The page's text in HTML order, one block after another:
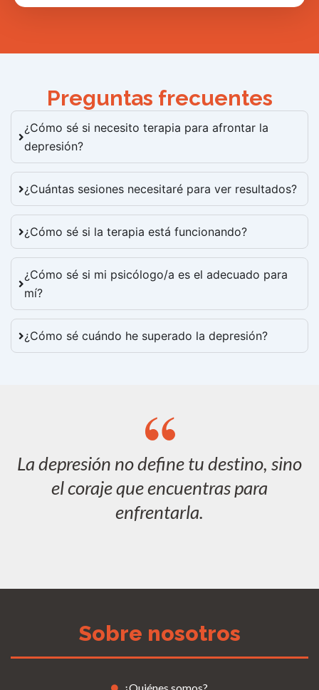
Preguntas frecuentes
¿Cómo sé si necesito terapia para afrontar la
depresión?
¿Cuántas sesiones necesitaré para ver resultados?
¿Cómo sé si la terapia está funcionando?
¿Cómo sé si mi psicólogo/a es el adecuado para
mí?
¿Cómo sé cuándo he superado la depresión?
La depresión no define tu destino, sino
el coraje que encuentras para
enfrentarla.
Sobre nosotros